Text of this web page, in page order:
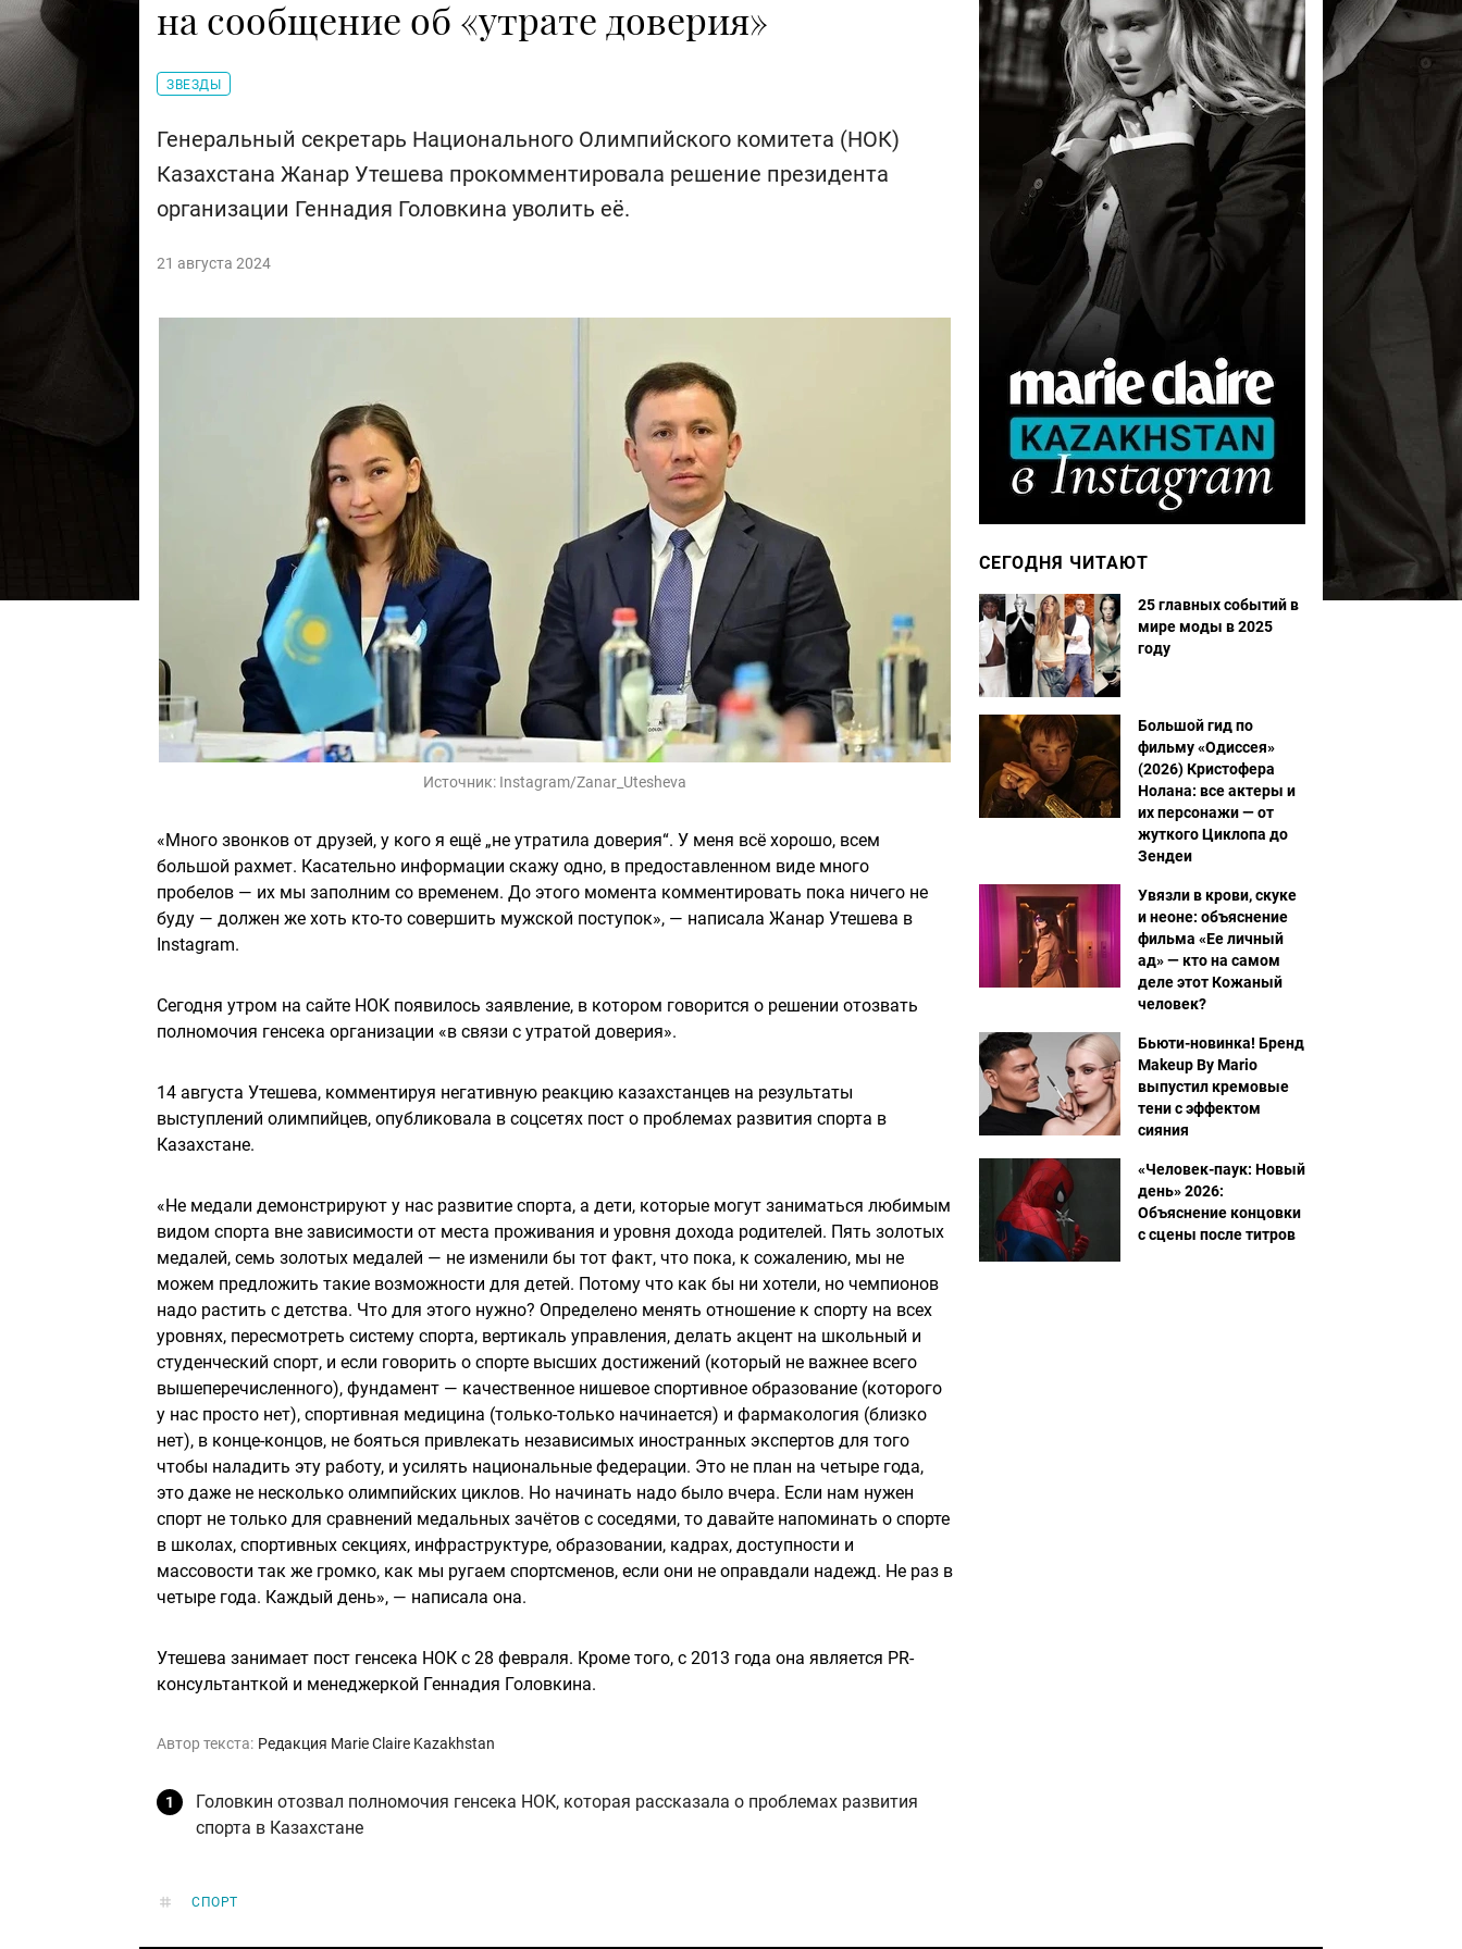
на сообщение об «утрате доверия»
ЗВЕЗДЫ
Генеральный секретарь Национального Олимпийского комитета (НОК)
Казахстана Жанар Утешева прокомментировала решение президента
организации Геннадия Головкина уволить её.
21 августа 2024
Источник: Instagram/Zanar_Utesheva
«Много звонков от друзей, у кого я ещё „не утратила доверия“. У меня всё хорошо, всем
большой рахмет. Касательно информации скажу одно, в предоставленном виде много
пробелов — их мы заполним со временем. До этого момента комментировать пока ничего не
буду — должен же хоть кто-то совершить мужской поступок», — написала Жанар Утешева в
Instagram.
Сегодня утром на сайте НОК появилось заявление, в котором говорится о решении отозвать
полномочия генсека организации «в связи с утратой доверия».
14 августа Утешева, комментируя негативную реакцию казахстанцев на результаты
выступлений олимпийцев, опубликовала в соцсетях пост о проблемах развития спорта в
Казахстане.
«Не медали демонстрируют у нас развитие спорта, а дети, которые могут заниматься любимым
видом спорта вне зависимости от места проживания и уровня дохода родителей. Пять золотых
медалей, cемь золотых медалей — не изменили бы тот факт, что пока, к сожалению, мы не
можем предложить такие возможности для детей. Потому что как бы ни хотели, но чемпионов
надо растить с детства. Что для этого нужно? Определено менять отношение к спорту на всех
уровнях, пересмотреть систему спорта, вертикаль управления, делать акцент на школьный и
студенческий спорт, и если говорить о спорте высших достижений (который не важнее всего
вышеперечисленного), фундамент — качественное нишевое спортивное образование (которого
у нас просто нет), спортивная медицина (только-только начинается) и фармакология (близко
нет), в конце-концов, не бояться привлекать независимых иностранных экспертов для того
чтобы наладить эту работу, и усилять национальные федерации. Это не план на четыре года,
это даже не несколько олимпийских циклов. Но начинать надо было вчера. Если нам нужен
спорт не только для сравнений медальных зачётов с соседями, то давайте напоминать о спорте
в школах, спортивных секциях, инфраструктуре, образовании, кадрах, доступности и
массовости так же громко, как мы ругаем спортсменов, если они не оправдали надежд. Не раз в
четыре года. Каждый день», — написала она.
Утешева занимает пост генсека НОК с 28 февраля. Кроме того, с 2013 года она является PR-
консультанткой и менеджеркой Геннадия Головкина.
Автор текста: Редакция Marie Claire Kazakhstan
Головкин отозвал полномочия генсека НОК, которая рассказала о проблемах развития
спорта в Казахстане
СПОРТ
СЕГОДНЯ ЧИТАЮТ
25 главных событий в
мире моды в 2025
году
Большой гид по
фильму «Одиссея»
(2026) Кристофера
Нолана: все актеры и
их персонажи — от
жуткого Циклопа до
Зендеи
Увязли в крови, скуке
и неоне: объяснение
фильма «Ее личный
ад» — кто на самом
деле этот Кожаный
человек?
Бьюти-новинка! Бренд
Makeup By Mario
выпустил кремовые
тени с эффектом
сияния
«Человек-паук: Новый
день» 2026:
Объяснение концовки
с сцены после титров